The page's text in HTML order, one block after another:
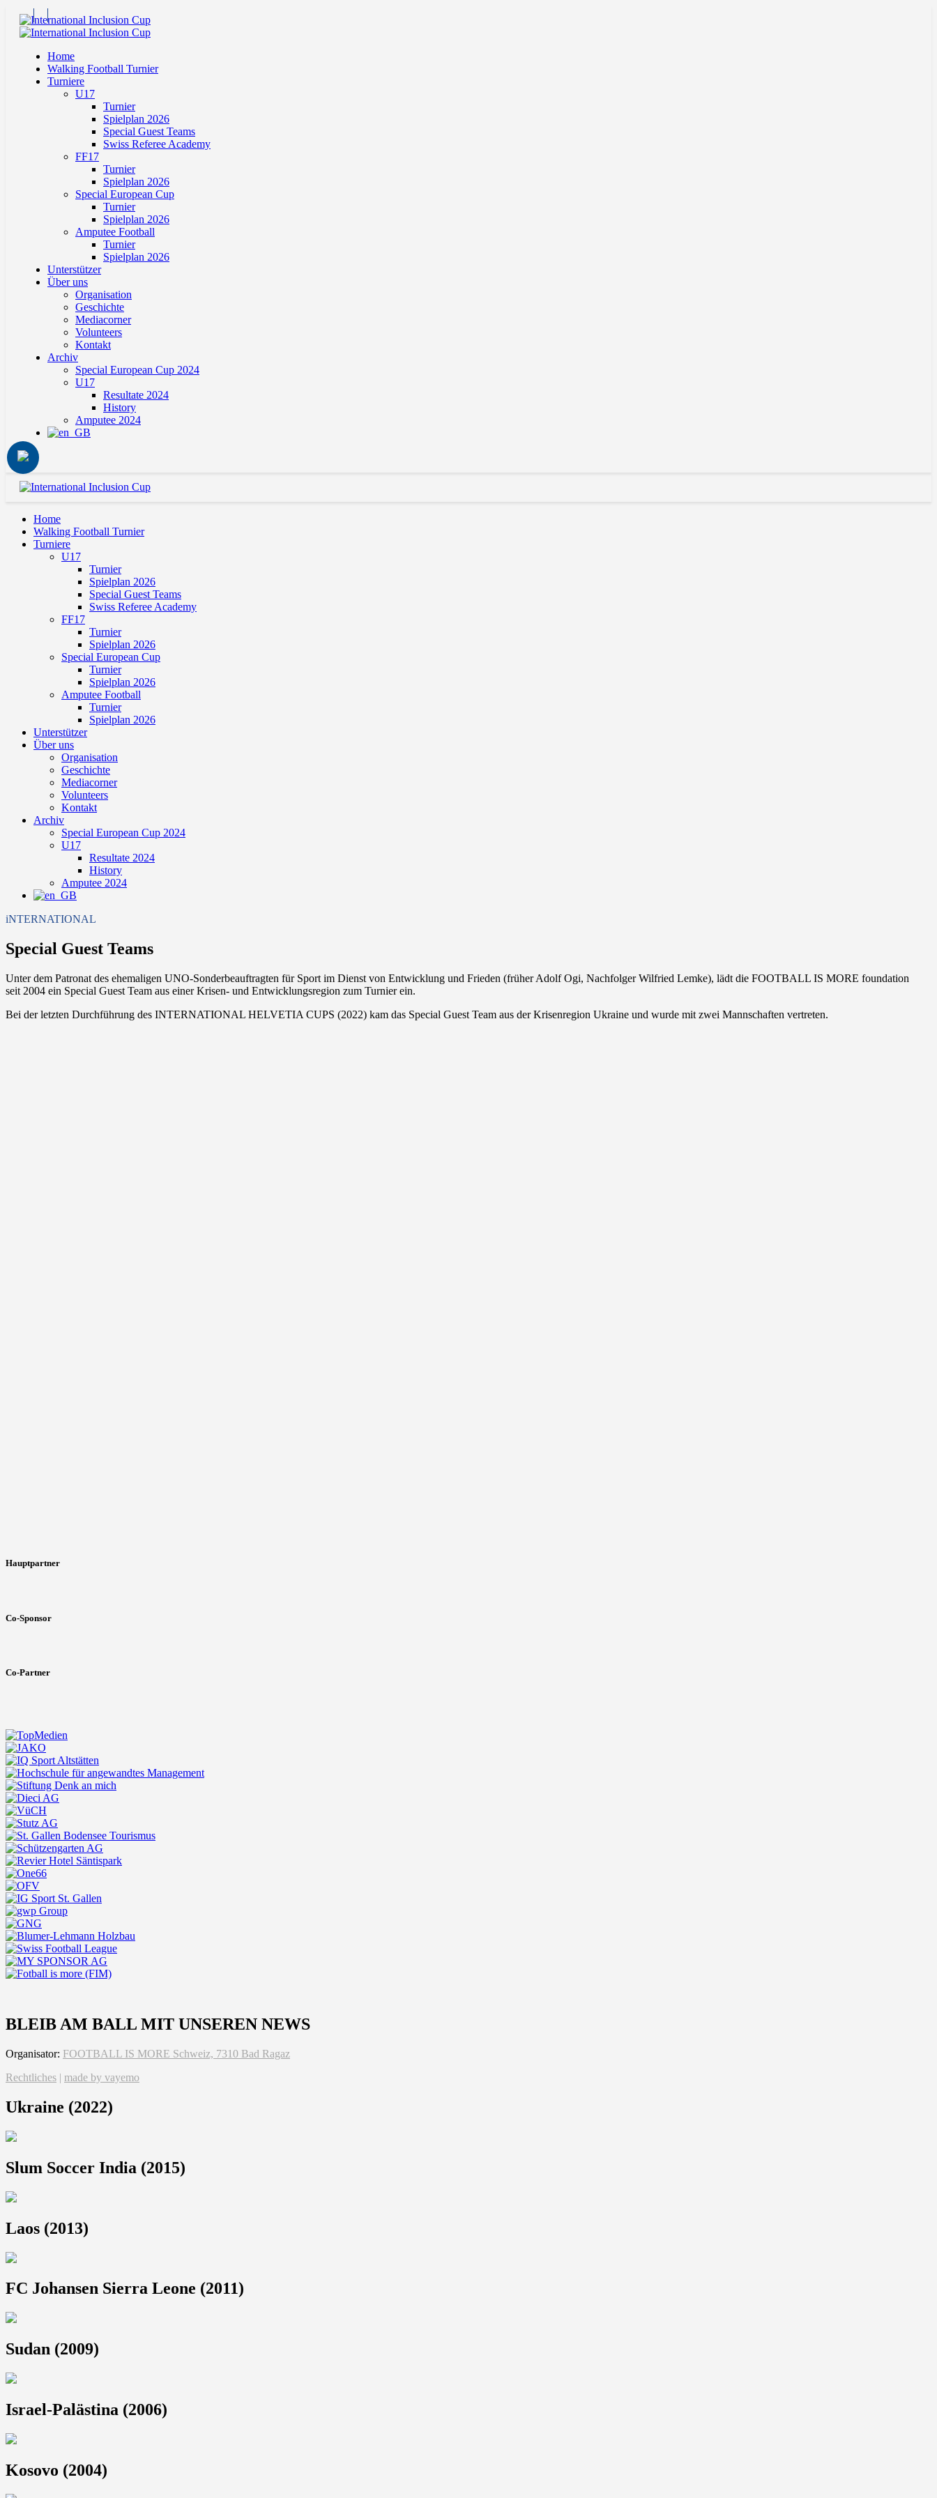
Home
Walking Football Turnier
Turniere
U17
Turnier
Spielplan 2026
Special Guest Teams
Swiss Referee Academy
FF17
Turnier
Spielplan 2026
Special European Cup
Turnier
Spielplan 2026
Amputee Football
Turnier
Spielplan 2026
Unterstützer
Über uns
Organisation
Geschichte
Mediacorner
Volunteers
Kontakt
Archiv
Special European Cup 2024
U17
Resultate 2024
History
Amputee 2024
Home
Walking Football Turnier
Turniere
U17
Turnier
Spielplan 2026
Special Guest Teams
Swiss Referee Academy
FF17
Turnier
Spielplan 2026
Special European Cup
Turnier
Spielplan 2026
Amputee Football
Turnier
Spielplan 2026
Unterstützer
Über uns
Organisation
Geschichte
Mediacorner
Volunteers
Kontakt
Archiv
Special European Cup 2024
U17
Resultate 2024
History
Amputee 2024
iNTERNATIONAL
Special Guest Teams
Unter dem Patronat des ehemaligen UNO-Sonderbeauftragten für Sport im Dienst von Entwicklung und Frieden (früher Adolf Ogi, Nachfolger Wilfried Lemke), lädt die FOOTBALL IS MORE foundation
seit 2004 ein Special Guest Team aus einer Krisen- und Entwicklungsregion zum Turnier ein.
Bei der letzten Durchführung des INTERNATIONAL HELVETIA CUPS (2022) kam das Special Guest Team aus der Krisenregion Ukraine und wurde mit zwei Mannschaften vertreten.
Hauptpartner
Co-Sponsor
Co-Partner
BLEIB AM BALL MIT UNSEREN NEWS
Organisator: FOOTBALL IS MORE Schweiz, 7310 Bad Ragaz
Rechtliches | made by vayemo
Ukraine (2022)
Slum Soccer India (2015)
Laos (2013)
FC Johansen Sierra Leone (2011)
Sudan (2009)
Israel-Palästina (2006)
Kosovo (2004)